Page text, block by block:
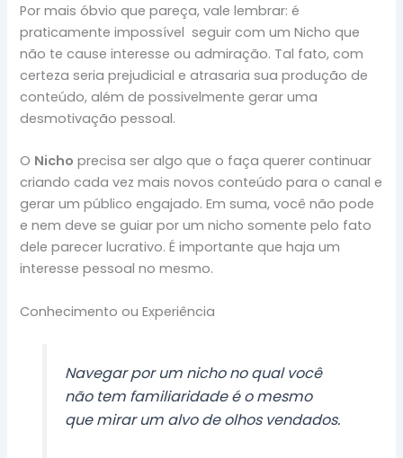
Por mais óbvio que pareça, vale lembrar: é
praticamente impossível seguir com um Nicho que
não te cause interesse ou admiração. Tal fato, com
certeza seria prejudicial e atrasaria sua produção de
conteúdo, além de possivelmente gerar uma
desmotivação pessoal.
O Nicho precisa ser algo que o faça querer continuar
criando cada vez mais novos conteúdo para o canal e
gerar um público engajado. Em suma, você não pode
e nem deve se guiar por um nicho somente pelo fato
dele parecer lucrativo. É importante que haja um
interesse pessoal no mesmo.
Conhecimento ou Experiência
Navegar por um nicho no qual você
não tem familiaridade é o mesmo
que mirar um alvo de olhos vendados.